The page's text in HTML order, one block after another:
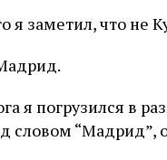
я заметил, что не
я погрузился в
словом “Мадрид”,